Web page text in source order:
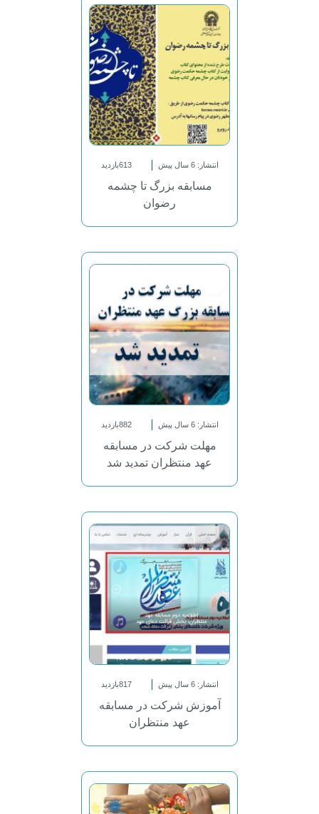
انتشار: 6 سال پیش 613بازدید
مسابقه بزرگ تا چشمه
رضوان
انتشار: 6 سال پیش 882بازدید
مهلت شرکت در مسابقه
عهد منتظران تمدید شد
انتشار: 6 سال پیش 817بازدید
آموزش شرکت در مسابقه
عهد منتظران